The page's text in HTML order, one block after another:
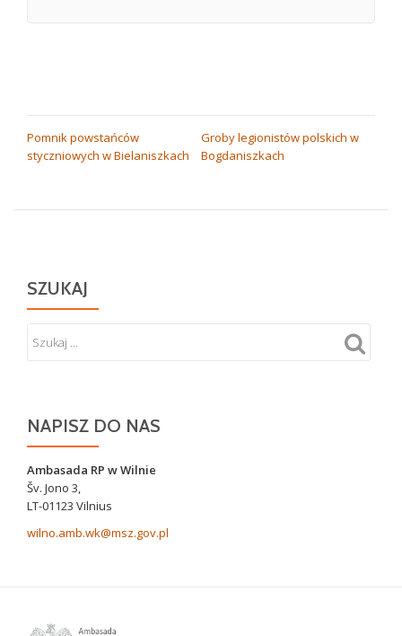
NAWIGACJA
WPISU
Pomnik powstańców
styczniowych w Bielaniszkach
Groby legionistów polskich w
Bogdaniszkach
SZUKAJ
NAPISZ DO NAS
Ambasada RP w Wilnie
Šv. Jono 3,
LT-01123 Vilnius
wilno.amb.wk@msz.gov.pl